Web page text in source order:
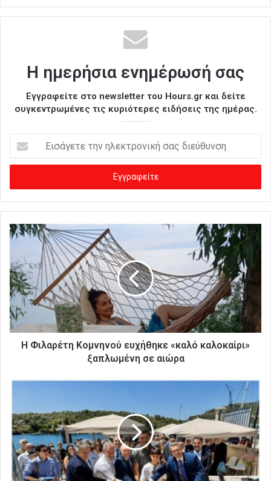
Η ημερήσια ενημέρωσή σας
Εγγραφείτε στο newsletter του Hours.gr και δείτε
συγκεντρωμένες τις κυριότερες ειδήσεις της ημέρας.
σ
γ
ε
ε
τ
ν
η
λ
ε
κ
τ
ι
σ
α
ς
δ
Η Φιλαρέτη Κομνηνού ευχήθηκε «καλό καλοκαίρι»
ξαπλωμένη σε αιώρα